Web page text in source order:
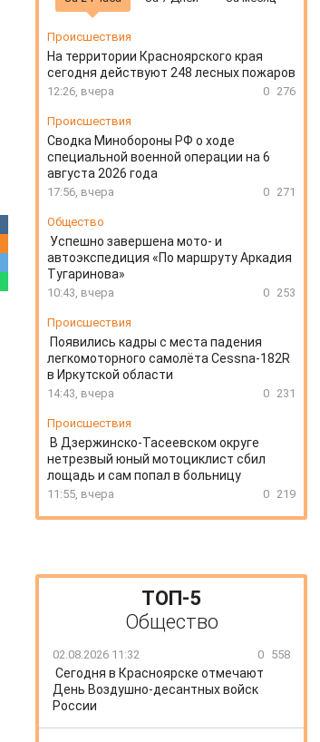
Происшествия
На территории Красноярского края
сегодня действуют 248 лесных пожаров
12:26, вчера 0 276
Происшествия
Сводка Минобороны РФ о ходе
специальной военной операции на 6
августа 2026 года
17:56, вчера 0 271
Общество
Успешно завершена мото- и
автоэкспедиция «По маршруту Аркадия
Тугаринова»
10:43, вчера 0 253
Происшествия
Появились кадры с места падения
легкомоторного самолёта Cessna-182R
в Иркутской области
14:43, вчера 0 231
Происшествия
В Дзержинско-Тасеевском округе
нетрезвый юный мотоциклист сбил
лощадь и сам попал в больницу
11:55, вчера 0 219
ТОП-5
Общество
02.08.2026 11:32 0 558
Сегодня в Красноярске отмечают
День Воздушно-десантных войск
России